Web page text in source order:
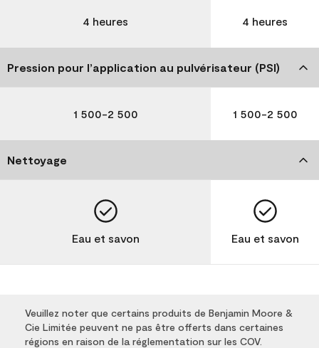
4 heures 4 heures
Pression pour l’application au pulvérisateur (PSI)
1 500-2 500 1 500-2 500
Nettoyage
Eau et savon Eau et savon
Veuillez noter que certains produits de Benjamin Moore &
Cie Limitée peuvent ne pas être offerts dans certaines
régions en raison de la réglementation sur les COV.